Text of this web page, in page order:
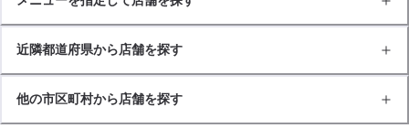
近隣都道府県から店舗を探す
他の市区町村から店舗を探す